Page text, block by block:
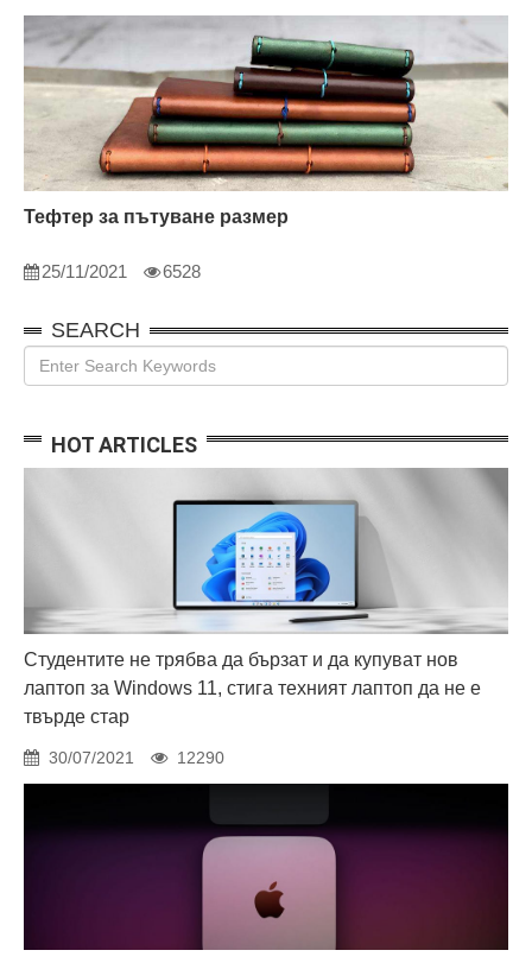
Тефтер за пътуване размер
25/11/2021 6528
SEARCH
HOT ARTICLES
Студентите не трябва да бързат и да купуват нов
лаптоп за Windows 11, стига техният лаптоп да не е
твърде стар
30/07/2021 12290